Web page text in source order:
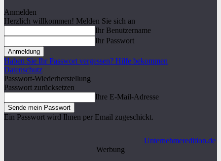
Anmelden
Herzlich willkommen! Melden Sie sich an
Ihr Benutzername
Ihr Passwort
Haben Sie Ihr Passwort vergessen? Hilfe bekommen
Datenschutz
Passwort-Wiederherstellung
Passwort zurücksetzen
Ihre E-Mail-Adresse
Ein Passwort wird Ihnen per Email zugeschickt.
Unternehmeredition.de
Werbung